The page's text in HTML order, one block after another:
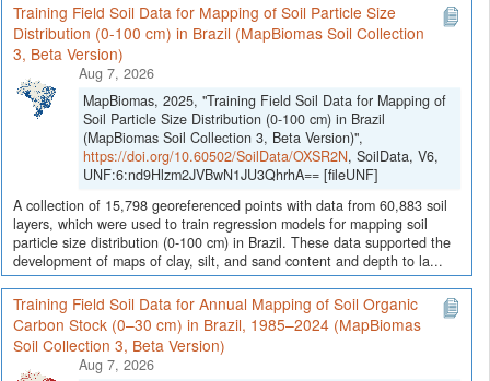
Training Field Soil Data for Mapping of Soil Particle Size
Distribution (0-100 cm) in Brazil (MapBiomas Soil Collection
3, Beta Version)
Aug 7, 2026
MapBiomas, 2025, "Training Field Soil Data for Mapping of
Soil Particle Size Distribution (0-100 cm) in Brazil
(MapBiomas Soil Collection 3, Beta Version)",
https://doi.org/10.60502/SoilData/OXSR2N, SoilData, V6,
UNF:6:nd9Hlzm2JVBwN1JU3QhrhA== [fileUNF]
A collection of 15,798 georeferenced points with data from 60,883 soil
layers, which were used to train regression models for mapping soil
particle size distribution (0-100 cm) in Brazil. These data supported the
development of maps of clay, silt, and sand content and depth to la...
Training Field Soil Data for Annual Mapping of Soil Organic
Carbon Stock (0–30 cm) in Brazil, 1985–2024 (MapBiomas
Soil Collection 3, Beta Version)
Aug 7, 2026